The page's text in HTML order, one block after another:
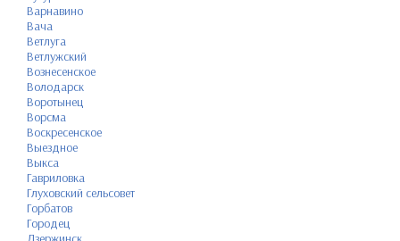
Варнавино
Вача
Ветлуга
Ветлужский
Вознесенское
Володарск
Воротынец
Ворсма
Воскресенское
Выездное
Выкса
Гавриловка
Глуховский сельсовет
Горбатов
Городец